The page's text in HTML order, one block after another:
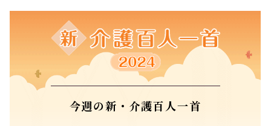
今週の新・介護百人一首